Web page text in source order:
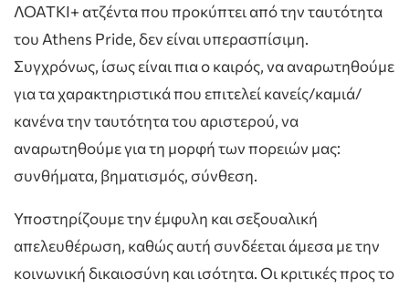
ΛΟΑΤΚΙ+ ατζέντα που προκύπτει από την ταυτότητα
του Athens Pride, δεν είναι υπερασπίσιμη.
Συγχρόνως, ίσως είναι πια ο καιρός, να αναρωτηθούμε
για τα χαρακτηριστικά που επιτελεί κανείς/καμιά/
κανένα την ταυτότητα του αριστερού, να
αναρωτηθούμε για τη μορφή των πορειών μας:
συνθήματα, βηματισμός, σύνθεση.
Υποστηρίζουμε την έμφυλη και σεξουαλική
απελευθέρωση, καθώς αυτή συνδέεται άμεσα με την
κοινωνική δικαιοσύνη και ισότητα. Οι κριτικές προς το